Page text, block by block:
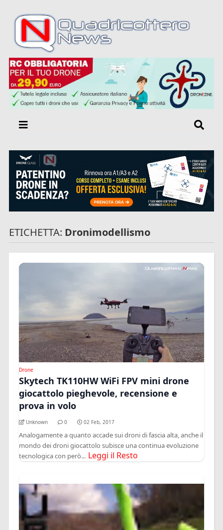
ETICHETTA: Dronimodellismo
Drone
Skytech TK110HW WiFi FPV mini drone
giocattolo pieghevole, recensione e
prova in volo
Unknown 0 02 Feb, 2017
Analogamente a quanto accade sui droni di fascia alta, anche il
mondo dei droni giocattolo subisce una continua evoluzione
tecnologica con però... Leggi il Resto